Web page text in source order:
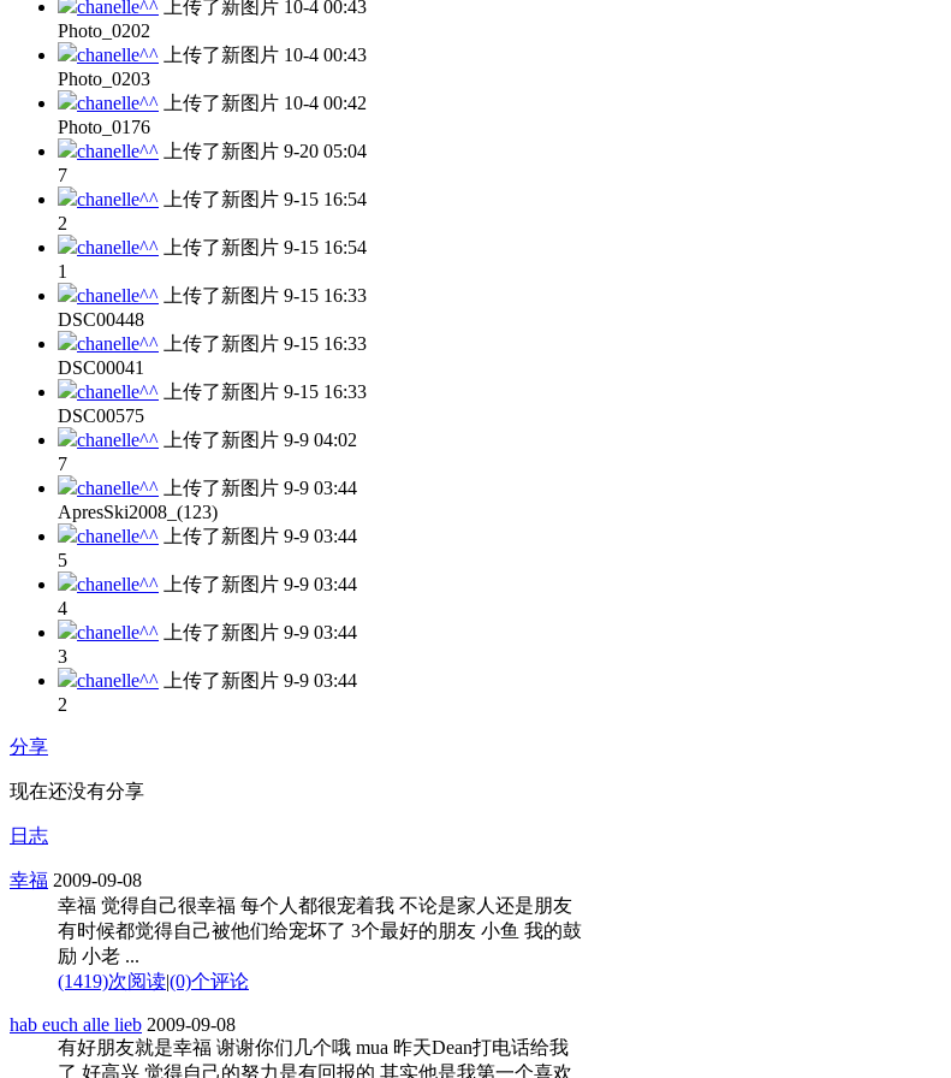
chanelle^^ 上传了新图片 10-4 00:43
Photo_0202
chanelle^^ 上传了新图片 10-4 00:43
Photo_0203
chanelle^^ 上传了新图片 10-4 00:42
Photo_0176
chanelle^^ 上传了新图片 9-20 05:04
7
chanelle^^ 上传了新图片 9-15 16:54
2
chanelle^^ 上传了新图片 9-15 16:54
1
chanelle^^ 上传了新图片 9-15 16:33
DSC00448
chanelle^^ 上传了新图片 9-15 16:33
DSC00041
chanelle^^ 上传了新图片 9-15 16:33
DSC00575
chanelle^^ 上传了新图片 9-9 04:02
7
chanelle^^ 上传了新图片 9-9 03:44
ApresSki2008_(123)
chanelle^^ 上传了新图片 9-9 03:44
5
chanelle^^ 上传了新图片 9-9 03:44
4
chanelle^^ 上传了新图片 9-9 03:44
3
chanelle^^ 上传了新图片 9-9 03:44
2
分享
现在还没有分享
日志
幸福 2009-09-08
幸福 觉得自己很幸福 每个人都很宠着我 不论是家人还是朋友
有时候都觉得自己被他们给宠坏了 3个最好的朋友 小鱼 我的鼓
励 小老 ...
(1419)次阅读|(0)个评论
hab euch alle lieb 2009-09-08
有好朋友就是幸福 谢谢你们几个哦 mua 昨天Dean打电话给我
了 好高兴 觉得自己的努力是有回报的 其实他是我第一个喜欢